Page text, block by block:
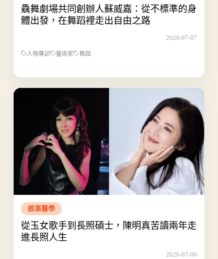
驫舞劇場共同創辦人蘇威嘉：從不標準的身
體出發，在舞蹈裡走出自由之路
2026-07-07
人物專訪 藝術家 舞蹈
敘事醫學
從玉女歌手到長照碩士，陳明真苦讀兩年走
進長照人生
2026-07-06